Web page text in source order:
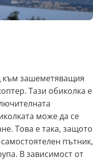
към зашеметяващия
Тази обиколка е
може да се
Това е така, защото
пътник,
В зависимост от